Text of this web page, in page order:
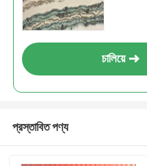
চালিয়ে
প্রস্তাবিত পণ্য